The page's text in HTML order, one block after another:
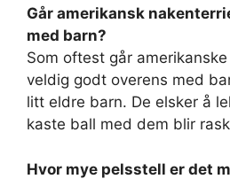
Går amerikansk
med barn?
Som oftest går
veldig godt overens med
litt eldre barn. De elsker å
kaste ball med dem blir
Hvor mye pelsstell er det